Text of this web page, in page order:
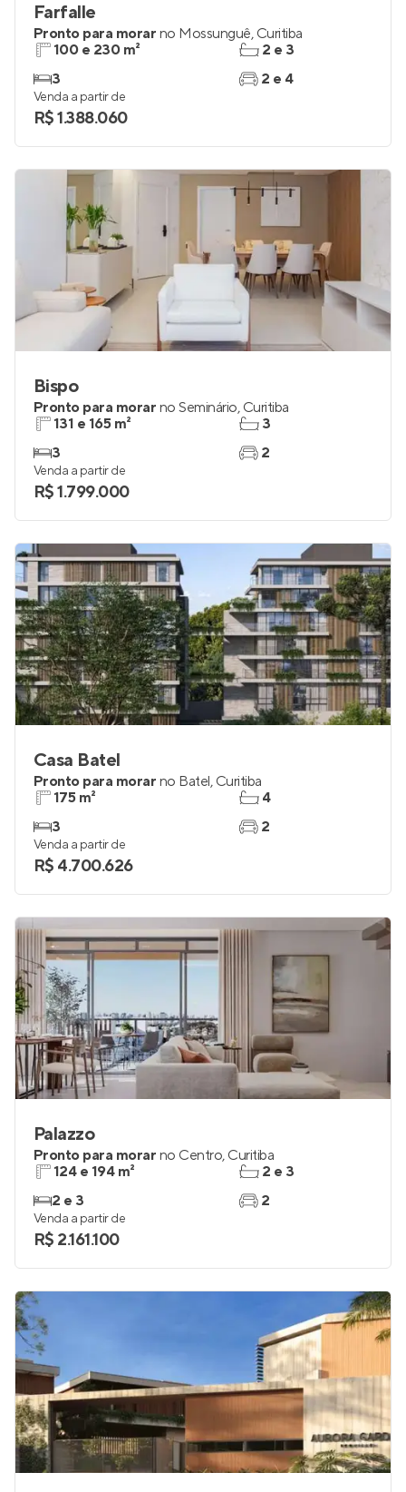
Farfalle
Pronto para morar no Mossunguê, Curitiba
100 e 230 m²
3
2 e 3
2 e 4
Venda a partir de
R$ 1.388.060
Bispo
Pronto para morar no Seminário, Curitiba
131 e 165 m²
3
3
2
Venda a partir de
R$ 1.799.000
Casa Batel
Pronto para morar no Batel, Curitiba
175 m²
3
4
2
Venda a partir de
R$ 4.700.626
Palazzo
Pronto para morar no Centro, Curitiba
124 e 194 m²
2 e 3
2 e 3
2
Venda a partir de
R$ 2.161.100